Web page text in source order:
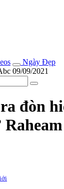
Ngày Đẹp
09/09/2021
đòn